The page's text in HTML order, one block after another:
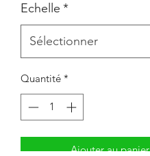
Echelle *
Quantité *
Ajouter au panier